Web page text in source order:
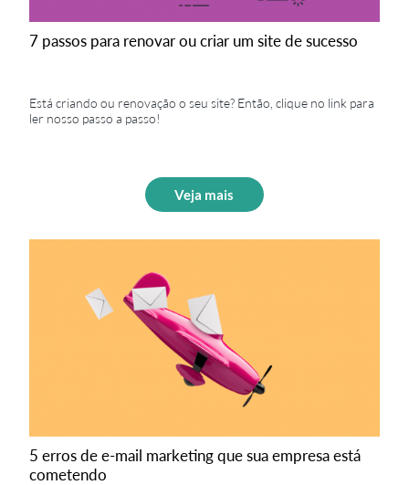
7 passos para renovar ou criar um site de sucesso
Está criando ou renovação o seu site? Então, clique no link para
ler nosso passo a passo!
Veja mais
5 erros de e-mail marketing que sua empresa está
cometendo